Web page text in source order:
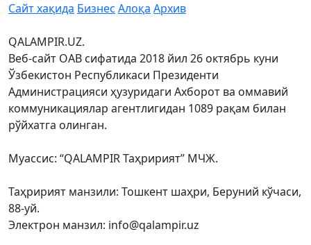
Сайт хақида Бизнес Алоқа Архив
QALAMPIR.UZ.
Веб-сайт ОАВ сифатида 2018 йил 26 октябрь куни
Ўзбекистон Республикаси Президенти
Администрацияси ҳузуридаги Ахборот ва оммавий
коммуникациялар агентлигидан 1089 рақам билан
рўйхатга олинган.
Муассис: “QALAMPIR Таҳририят” МЧЖ.
Таҳририят манзили: Тошкент шаҳри, Беруний кўчаси,
88-уй.
Электрон манзил: info@qalampir.uz